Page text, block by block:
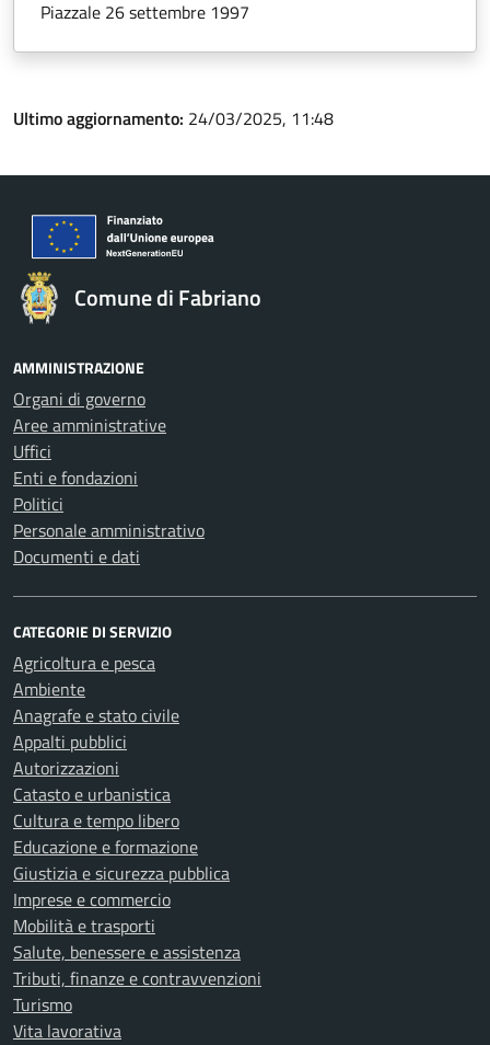
Piazzale 26 settembre 1997
Ultimo aggiornamento: 24/03/2025, 11:48
Comune di Fabriano
AMMINISTRAZIONE
Organi di governo
Aree amministrative
Uffici
Enti e fondazioni
Politici
Personale amministrativo
Documenti e dati
CATEGORIE DI SERVIZIO
Agricoltura e pesca
Ambiente
Anagrafe e stato civile
Appalti pubblici
Autorizzazioni
Catasto e urbanistica
Cultura e tempo libero
Educazione e formazione
Giustizia e sicurezza pubblica
Imprese e commercio
Mobilità e trasporti
Salute, benessere e assistenza
Tributi, finanze e contravvenzioni
Turismo
Vita lavorativa